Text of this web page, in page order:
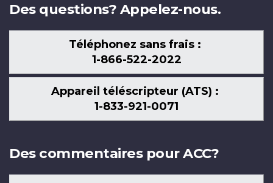
Des questions? Appelez-nous.
Téléphonez sans frais :
1-866-522-2022
Appareil téléscripteur (ATS) :
1-833-921-0071
Des commentaires pour ACC?